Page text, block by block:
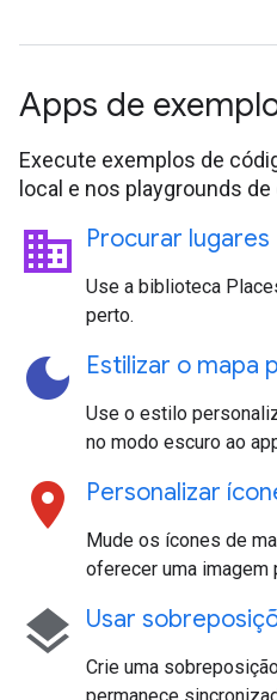
Apps de
Execute exemplos de
local e nos playgrounds
business Procurar lugares
Use a biblioteca
perto.
dark_mode Estilizar o mapa
Use o estilo
no modo escuro ao
location_on Personalizar
Mude os ícones de
oferecer uma imagem
layers Usar
Crie uma